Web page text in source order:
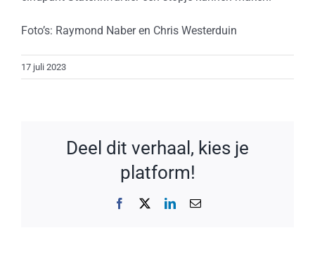
Foto’s: Raymond Naber en Chris Westerduin
17 juli 2023
Deel dit verhaal, kies je
platform!
Facebook LinkedIn
E-